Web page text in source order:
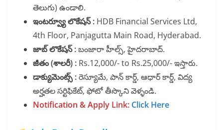
తెలుగు) ఉండాలి.
ఇంటర్వ్యూ లొకేషన్ : HDB Financial Services Ltd,
4th Floor, Panjagutta Main Road, Hyderabad.
జాబ్ లొకేషన్ :బంజారా హీల్స్, హైదరాబాద్.
జీతం (శాలరీ) : Rs.12,000/- to Rs.25,000/- ఇస్తారు.
డాక్యుమెంట్స్ :రెస్యూమే, పాన్ కార్డ్, ఆధార్ కార్డ్, విద్య
అర్హతల సర్టిఫికేట్, ఫోటో తీస్కొని వెళ్ళండి.
Notification & Apply Link: Click Here